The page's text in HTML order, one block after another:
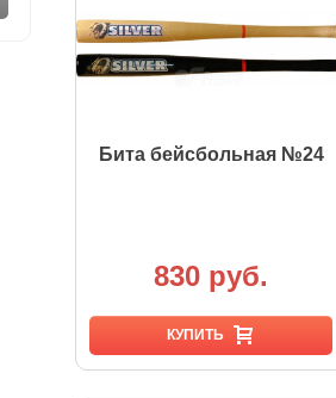
Бита бейсбольная №24
830 руб.
КУПИТЬ